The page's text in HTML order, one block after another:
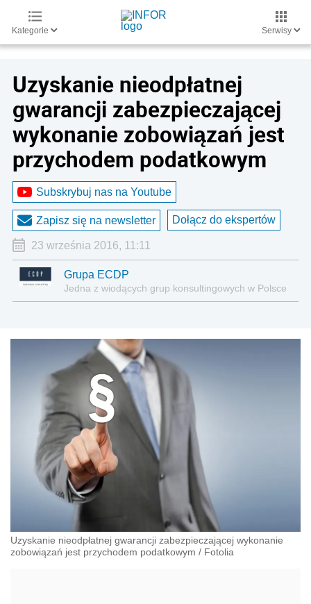
Kategorie Serwisy
Uzyskanie nieodpłatnej
gwarancji zabezpieczającej
wykonanie zobowiązań jest
przychodem podatkowym
Subskrybuj nas na Youtube
Zapisz się na newsletter Dołącz do ekspertów
23 września 2016, 11:11
Grupa ECDP
Jedna z wiodących grup konsultingowych w Polsce
Uzyskanie nieodpłatnej gwarancji zabezpieczającej wykonanie
zobowiązań jest przychodem podatkowym / Fotolia